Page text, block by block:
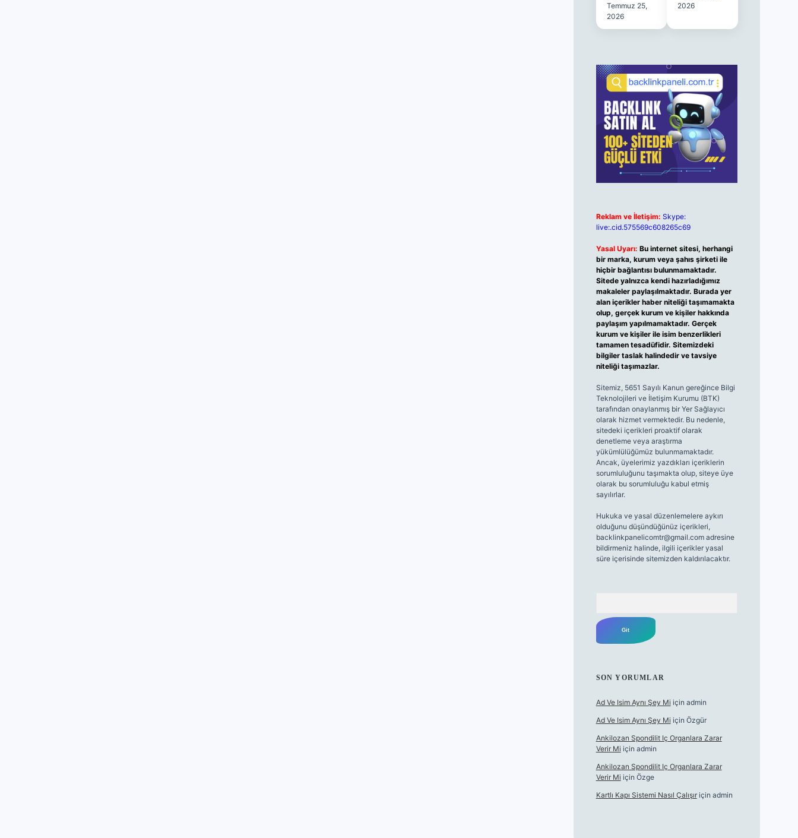
Temmuz 25,
2026
2026
Reklam ve İletişim: Skype:
live:.cid.575569c608265c69
Yasal Uyarı: Bu internet sitesi, herhangi
bir marka, kurum veya şahıs şirketi ile
hiçbir bağlantısı bulunmamaktadır.
Sitede yalnızca kendi hazırladığımız
makaleler paylaşılmaktadır. Burada yer
alan içerikler haber niteliği taşımamakta
olup, gerçek kurum ve kişiler hakkında
paylaşım yapılmamaktadır. Gerçek
kurum ve kişiler ile isim benzerlikleri
tamamen tesadüfidir. Sitemizdeki
bilgiler taslak halindedir ve tavsiye
niteliği taşımazlar.
Sitemiz, 5651 Sayılı Kanun gereğince Bilgi
Teknolojileri ve İletişim Kurumu (BTK)
tarafından onaylanmış bir Yer Sağlayıcı
olarak hizmet vermektedir. Bu nedenle,
sitedeki içerikleri proaktif olarak
denetleme veya araştırma
yükümlülüğümüz bulunmamaktadır.
Ancak, üyelerimiz yazdıkları içeriklerin
sorumluluğunu taşımakta olup, siteye üye
olarak bu sorumluluğu kabul etmiş
sayılırlar.
Hukuka ve yasal düzenlemelere aykırı
olduğunu düşündüğünüz içerikleri,
backlinkpanelicomtr@gmail.comadresine
bildirmeniz halinde, ilgili içerikler yasal
süre içerisinde sitemizden kaldırılacaktır.
SON YORUMLAR
Ad Ve Isim Aynı Şey Mi için admin
Ad Ve Isim Aynı Şey Mi için Özgür
Ankilozan Spondilit Iç Organlara Zarar
Verir Mi için admin
Ankilozan Spondilit Iç Organlara Zarar
Verir Mi için Özge
Kartlı Kapı Sistemi Nasıl Çalışıriçin admin